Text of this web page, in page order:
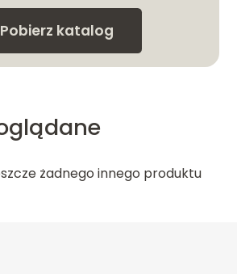
Pobierz katalog
żadnego innego produktu